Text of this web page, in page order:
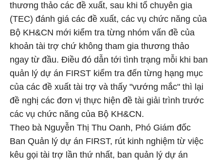
thương thảo các đề xuất, sau khi tổ chuyên gia
(TEC) đánh giá các đề xuất, các vụ chức năng của
Bộ KH&CN mới kiểm tra từng nhóm vấn đề của
khoản tài trợ chứ không tham gia thương thảo
ngay từ đầu. Điều đó dẫn tới tình trạng mỗi khi ban
quản lý dự án FIRST kiểm tra đến từng hạng mục
của các đề xuất tài trợ và thấy "vướng mắc" thì lại
đề nghị các đơn vị thực hiện đề tài giải trình trước
các vụ chức năng của Bộ KH&CN.
Theo bà Nguyễn Thị Thu Oanh, Phó Giám đốc
Ban Quản lý dự án FIRST, rút kinh nghiệm từ việc
kêu gọi tài trợ lần thứ nhất, ban quản lý dự án